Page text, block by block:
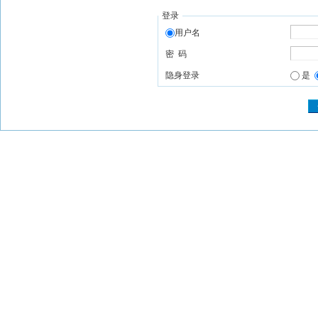
登录
用户名
密 码
隐身登录 是